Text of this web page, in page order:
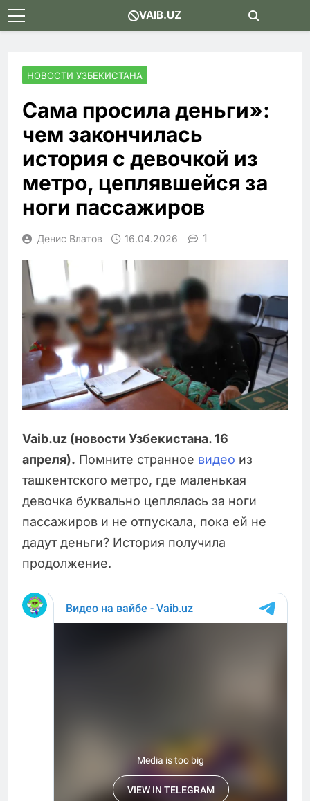
Skip
to
VAIB.UZ
НОВОСТИ УЗБЕКИСТАНА
Сама просила деньги»:
чем закончилась
история с девочкой из
метро, цеплявшейся за
ноги пассажиров
Денис Влатов 16.04.2026 1
Vaib.uz (новости Узбекистана. 16
апреля). Помните странное видео из
ташкентского метро, где маленькая
девочка буквально цеплялась за ноги
пассажиров и не отпускала, пока ей не
дадут деньги? История получила
продолжение.